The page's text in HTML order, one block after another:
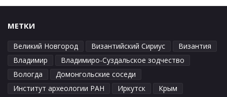
МЕТКИ
Великий Новгород Византийский Сириус
Византия
Владимир
Владимиро-Суздальское зодчество
Вологда
Домонгольские соседи
Институт археологии РАН
Иркутск
Крым